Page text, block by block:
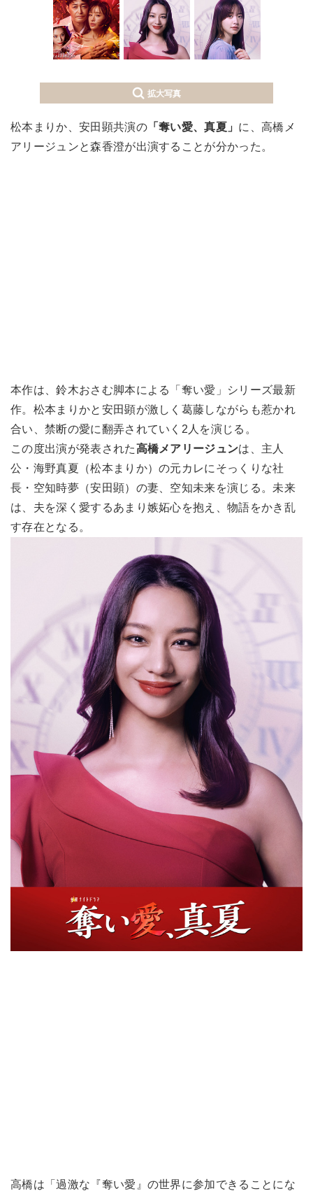
拡大写真
松本まりか、安田顕共演の「奪い愛、真夏」 に、高橋メ
アリージュンと森香澄が出演することが分かった。
本作は、鈴木おさむ脚本による「奪い愛」シリーズ最新
作。松本まりかと安田顕が激しく葛藤しながらも惹かれ
合い、禁断の愛に翻弄されていく2人を演じる。
この度出演が発表された 高橋メアリージュンは、主人
公・海野真夏（松本まりか）の元カレにそっくりな社
長・空知時夢（安田顕）の妻、空知未来を演じる。未来
は、夫を深く愛するあまり嫉妬心を抱え、物語をかき乱
す存在となる。
高橋は「過激な『奪い愛』の世界に参加できることにな